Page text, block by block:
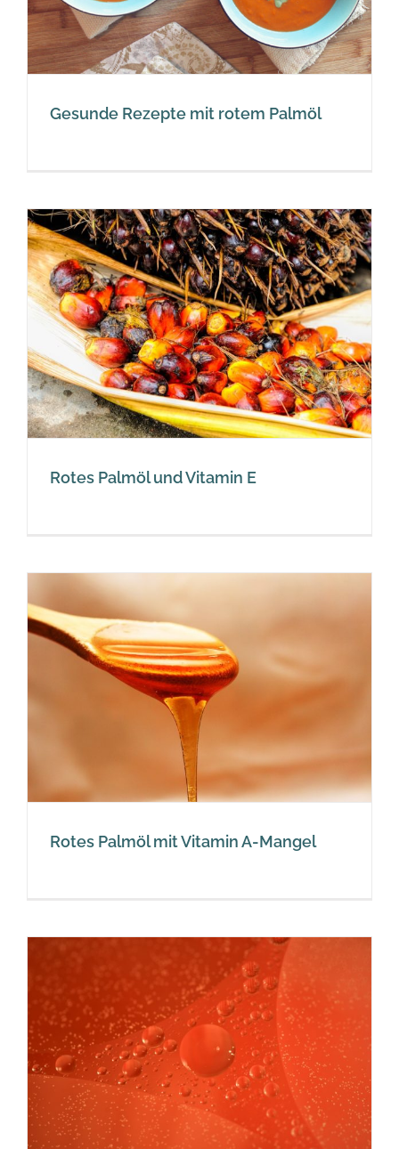
Gesunde Rezepte mit rotem Palmöl
Rotes Palmöl und Vitamin E
Rotes Palmöl mit Vitamin A-Mangel